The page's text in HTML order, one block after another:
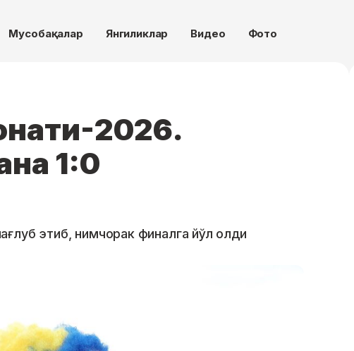
Мусобақалар Янгиликлар Видео Фото
2026.
1:0
этиб, нимчорак финалга йўл олди